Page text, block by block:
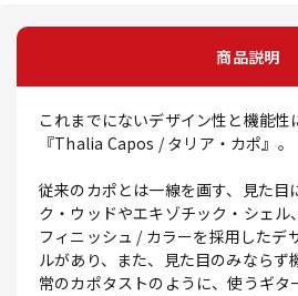
商品説明
これまでにないデザイン性と機能性
『Thalia Capos / タリア・カポ』。
従来のカポとは一線を画す、見た目
ク・ウッドやエキゾチック・シェ
フィニッシュ / カラーを採用したデ
ルがあり、また、見た目のみならず
常のカポタストのように、使うギタ